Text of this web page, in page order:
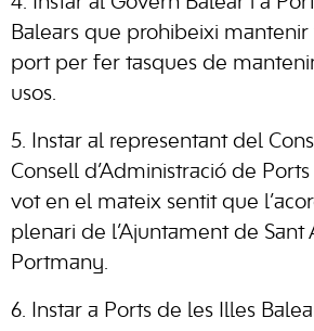
Balears que prohibeixi mantenir
port per fer tasques de
usos.
5. Instar al representant del
Consell d’Administració de
vot en el mateix sentit que
plenari de l’Ajuntament de Sant
Portmany.
6. Instar a Ports de les Illes